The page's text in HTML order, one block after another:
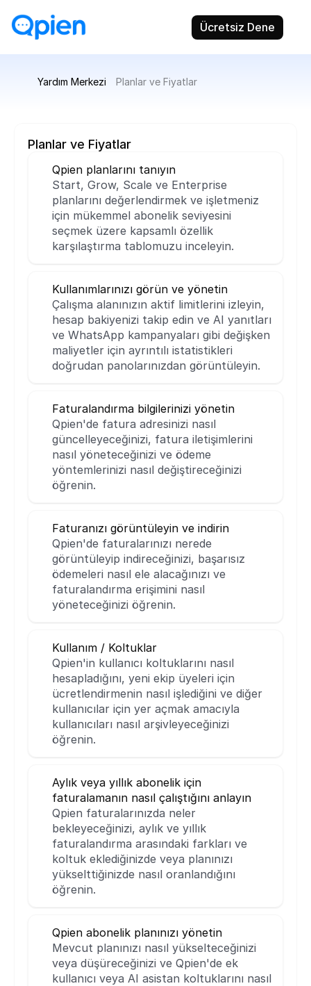
Ücretsiz Dene
Yardım Merkezi Planlar ve Fiyatlar
Planlar ve Fiyatlar
Qpien planlarını tanıyın
Start, Grow, Scale ve Enterprise
planlarını değerlendirmek ve işletmeniz
için mükemmel abonelik seviyesini
seçmek üzere kapsamlı özellik
karşılaştırma tablomuzu inceleyin.
Kullanımlarınızı görün ve yönetin
Çalışma alanınızın aktif limitlerini izleyin,
hesap bakiyenizi takip edin ve AI yanıtları
ve WhatsApp kampanyaları gibi değişken
maliyetler için ayrıntılı istatistikleri
doğrudan panolarınızdan görüntüleyin.
Faturalandırma bilgilerinizi yönetin
Qpien'de fatura adresinizi nasıl
güncelleyeceğinizi, fatura iletişimlerini
nasıl yöneteceğinizi ve ödeme
yöntemlerinizi nasıl değiştireceğinizi
öğrenin.
Faturanızı görüntüleyin ve indirin
Qpien'de faturalarınızı nerede
görüntüleyip indireceğinizi, başarısız
ödemeleri nasıl ele alacağınızı ve
faturalandırma erişimini nasıl
yöneteceğinizi öğrenin.
Kullanım / Koltuklar
Qpien'in kullanıcı koltuklarını nasıl
hesapladığını, yeni ekip üyeleri için
ücretlendirmenin nasıl işlediğini ve diğer
kullanıcılar için yer açmak amacıyla
kullanıcıları nasıl arşivleyeceğinizi
öğrenin.
Aylık veya yıllık abonelik için
faturalamanın nasıl çalıştığını anlayın
Qpien faturalarınızda neler
bekleyeceğinizi, aylık ve yıllık
faturalandırma arasındaki farkları ve
koltuk eklediğinizde veya planınızı
yükselttiğinizde nasıl oranlandığını
öğrenin.
Qpien abonelik planınızı yönetin
Mevcut planınızı nasıl yükselteceğinizi
veya düşüreceğinizi ve Qpien'de ek
kullanıcı veya AI asistan koltuklarını nasıl